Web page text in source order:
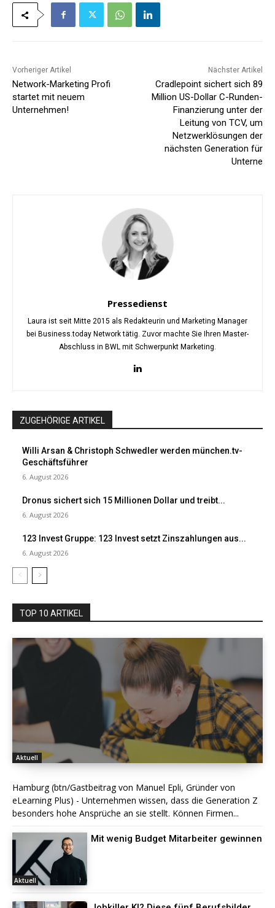
Vorheriger Artikel
Network-Marketing Profi
startet mit neuem
Unternehmen!
Nächster Artikel
Cradlepoint sichert sich 89
Million US-Dollar C-Runden-
Finanzierung unter der
Leitung von TCV, um
Netzwerklösungen der
nächsten Generation für
Unterne
Pressedienst
Laura ist seit Mitte 2015 als Redakteurin und Marketing Manager
bei Business.today Network tätig. Zuvor machte Sie Ihren Master-
Abschluss in BWL mit Schwerpunkt Marketing.
ZUGEHÖRIGE ARTIKEL
Willi Arsan & Christoph Schwedler werden münchen.tv-
Geschäftsführer
6. August 2026
Dronus sichert sich 15 Millionen Dollar und treibt...
6. August 2026
123 Invest Gruppe: 123 Invest setzt Zinszahlungen aus...
6. August 2026
TOP 10 ARTIKEL
Aktuell
Hamburg (btn/Gastbeitrag von Manuel Epli, Gründer von
eLearning Plus) - Unternehmen wissen, dass die Generation Z
besonders hohe Ansprüche an sie stellt. Können Firmen...
Aktuell
Mit wenig Budget Mitarbeiter gewinnen